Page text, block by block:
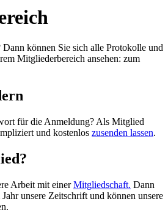
können Sie sich alle Protokolle und
Mitgliederbereich ansehen: zum
für die Anmeldung? Als Mitglied
und kostenlos zusenden lassen.
Arbeit mit einerMitgliedschaft. Dann
unsere Zeitschrift und können unsere